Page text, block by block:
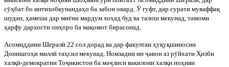
сӯҳбат бо интихобкунандаҳо ба забон овард. Ӯ гуфт, дар сурати муваффақ
шудан, ҳамеша дар миёни мардум хоҳад буд ва талош мекунад, тамоми
ҳарфу дархости онҳоро ба мақомот бирасонад.
Асомиддини Шералӣ 22 сол дорад ва дар факултаи ҳуқуқшиносии
Донишгоҳи миллӣ таҳсил мекунад. Номзадии ин ҷавон аз рӯйхати Ҳизби
халқӣ-демократии Тоҷикистон ба маҷлиси вакилони халқи ноҳияи